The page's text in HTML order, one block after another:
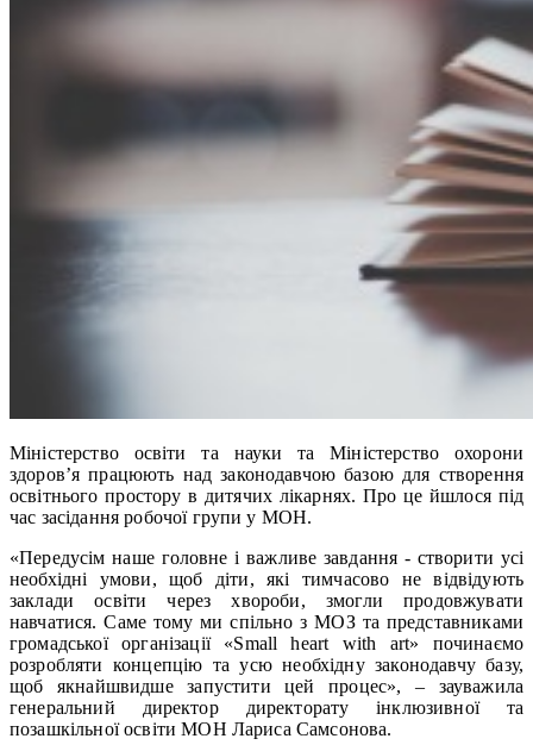
Міністерство освіти та науки та Міністерство охорони
здоров’я працюють над законодавчою базою для створення
освітнього простору в дитячих лікарнях. Про це йшлося під
час засідання робочої групи у МОН.
«Передусім наше головне і важливе завдання - створити усі
необхідні умови, щоб діти, які тимчасово не відвідують
заклади освіти через хвороби, змогли продовжувати
навчатися. Саме тому ми спільно з МОЗ та представниками
громадської організації «Small heart with art» починаємо
розробляти концепцію та усю необхідну законодавчу базу,
щоб якнайшвидше запустити цей процес», – зауважила
генеральний директор директорату інклюзивної та
позашкільної освіти МОН Лариса Самсонова.